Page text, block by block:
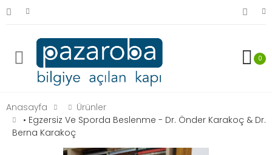
0
Anasayfa
Ürünler
• Egzersiz Ve Sporda Beslenme - Dr. Önder Karakoç & Dr.
Berna Karakoç